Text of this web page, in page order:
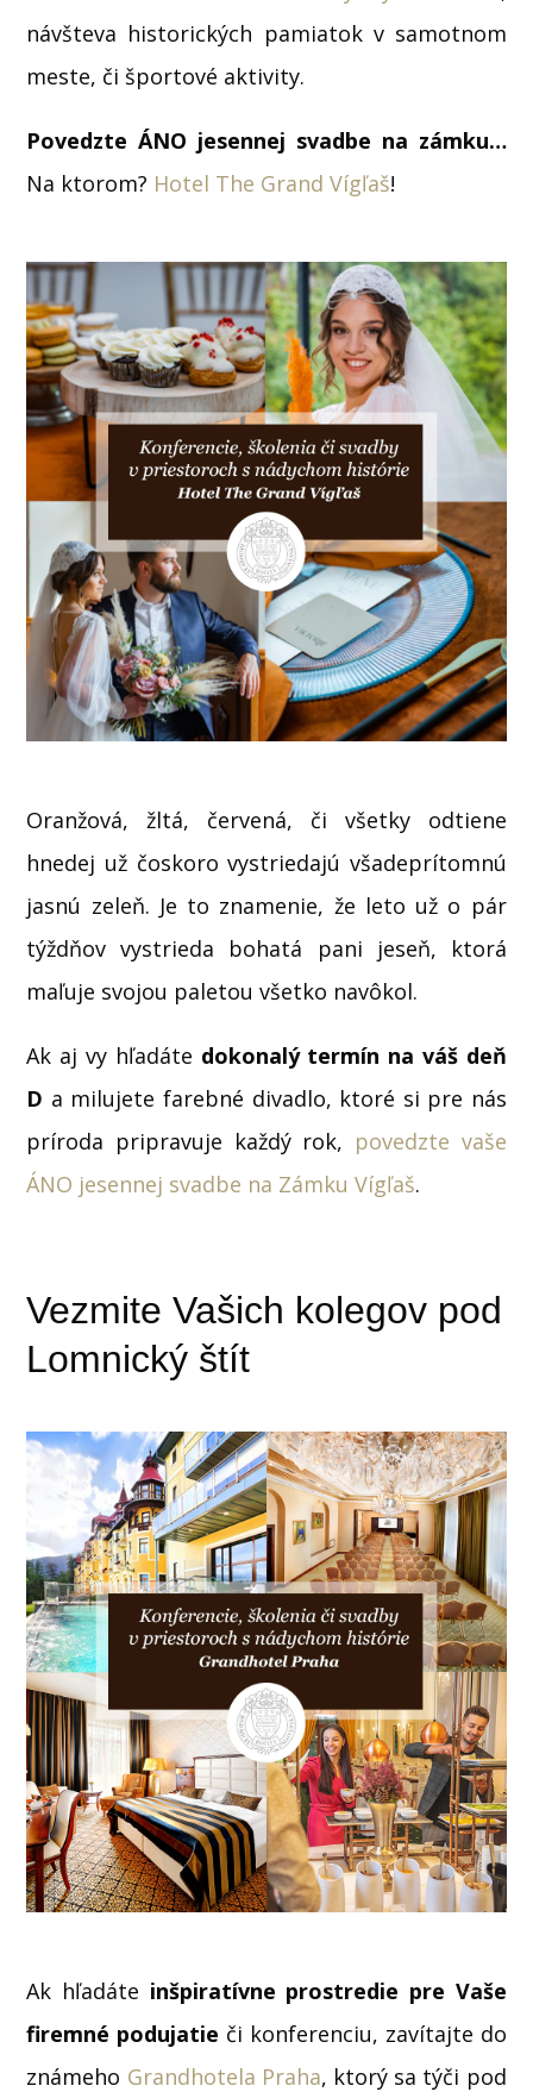
návšteva historických pamiatok v samotnom
meste, či športové aktivity.
Povedzte ÁNO jesennej svadbe na zámku…
Na ktorom? Hotel The Grand Vígľaš!
Oranžová, žltá, červená, či všetky odtiene
hnedej už čoskoro vystriedajú všadeprítomnú
jasnú zeleň. Je to znamenie, že leto už o pár
týždňov vystrieda bohatá pani jeseň, ktorá
maľuje svojou paletou všetko navôkol.
Ak aj vy hľadáte dokonalý termín na váš deň
D a milujete farebné divadlo, ktoré si pre nás
príroda pripravuje každý rok, povedzte vaše
ÁNO jesennej svadbe na Zámku Vígľaš.
Vezmite Vašich kolegov pod
Lomnický štít
Ak hľadáte inšpiratívne prostredie pre Vaše
firemné podujatie či konferenciu, zavítajte do
známeho Grandhotela Praha, ktorý sa týči pod